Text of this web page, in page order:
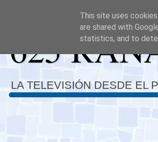
625
LA TELEVISIÓN DESDE EL
This site uses
are shared with
statistics, and to